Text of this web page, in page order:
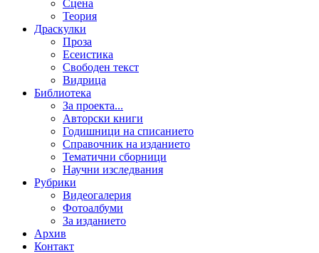
Сцена
Теория
Драскулки
Проза
Есеистика
Свободен текст
Видрица
Библиотека
За проекта...
Авторски книги
Годишници на списанието
Справочник на изданието
Тематични сборници
Научни изследвания
Рубрики
Видеогалерия
Фотоалбуми
За изданието
Архив
Контакт